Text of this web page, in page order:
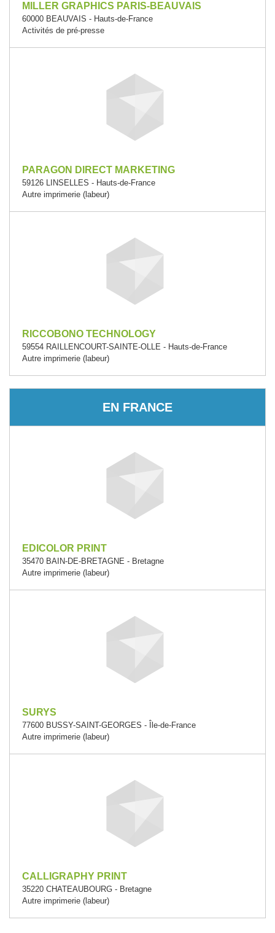
MILLER GRAPHICS PARIS-BEAUVAIS
60000 BEAUVAIS - Hauts-de-France
Activités de pré-presse
PARAGON DIRECT MARKETING
59126 LINSELLES - Hauts-de-France
Autre imprimerie (labeur)
RICCOBONO TECHNOLOGY
59554 RAILLENCOURT-SAINTE-OLLE - Hauts-de-France
Autre imprimerie (labeur)
EN FRANCE
EDICOLOR PRINT
35470 BAIN-DE-BRETAGNE - Bretagne
Autre imprimerie (labeur)
SURYS
77600 BUSSY-SAINT-GEORGES - Île-de-France
Autre imprimerie (labeur)
CALLIGRAPHY PRINT
35220 CHATEAUBOURG - Bretagne
Autre imprimerie (labeur)